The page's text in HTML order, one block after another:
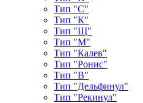
Тип "С"
Тип "К"
Тип "Щ"
Тип "М"
Тип "Калев"
Тип "Ронис"
Тип "В"
Тип "Дельфинул"
Тип "Рекинул"